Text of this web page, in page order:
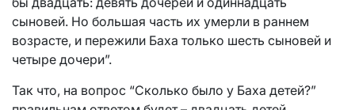
сыновей. Но большая часть их умерли в раннем
возрасте, и пережили Баха только шесть сыновей и
четыре дочери”.
Так что, на вопрос “Сколько было у Баха детей?”